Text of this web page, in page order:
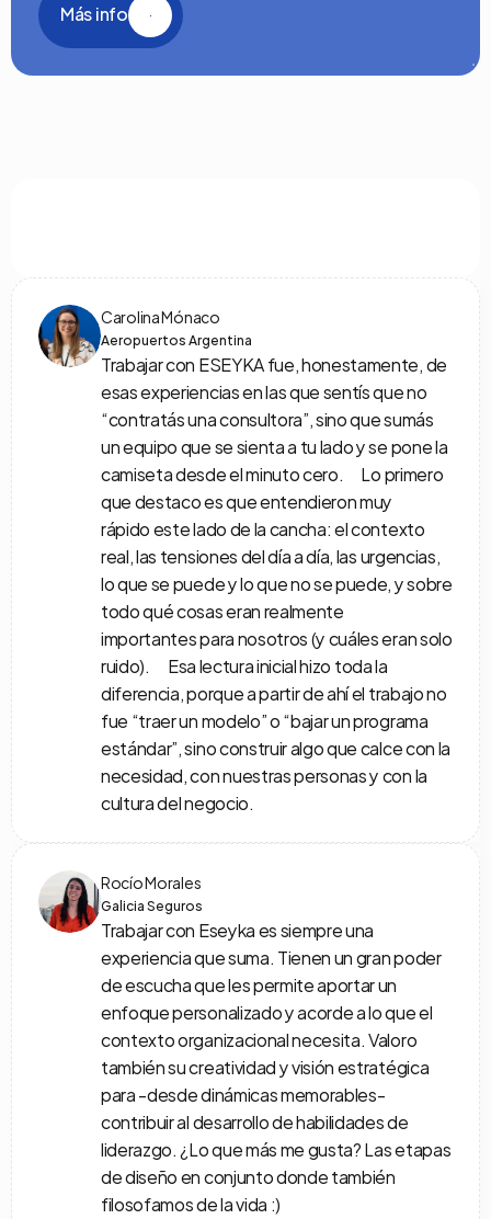
Más info
Carolina Mónaco
Aeropuertos Argentina
Trabajar con ESEYKA fue, honestamente, de
esas experiencias en las que sentís que no
“contratás una consultora”, sino que sumás
un equipo que se sienta a tu lado y se pone la
camiseta desde el minuto cero.      Lo primero
que destaco es que entendieron muy
rápido este lado de la cancha: el contexto
real, las tensiones del día a día, las urgencias,
lo que se puede y lo que no se puede, y sobre
todo qué cosas eran realmente
importantes para nosotros (y cuáles eran solo
ruido).      Esa lectura inicial hizo toda la
diferencia, porque a partir de ahí el trabajo no
fue “traer un modelo” o “bajar un programa
estándar”, sino construir algo que calce con la
necesidad, con nuestras personas y con la
cultura del negocio.
Rocío Morales
Galicia Seguros
Trabajar con Eseyka es siempre una
experiencia que suma. Tienen un gran poder
de escucha que les permite aportar un
enfoque personalizado y acorde a lo que el
contexto organizacional necesita. Valoro
también su creatividad y visión estratégica
para -desde dinámicas memorables-
contribuir al desarrollo de habilidades de
liderazgo. ¿Lo que más me gusta? Las etapas
de diseño en conjunto donde también
filosofamos de la vida :)